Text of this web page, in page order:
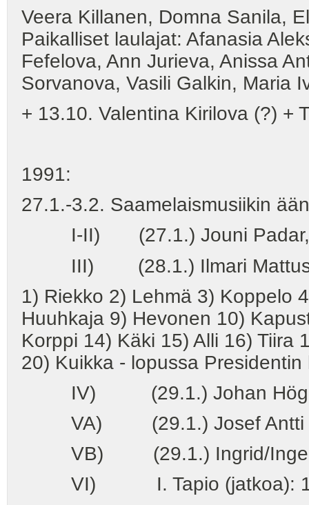
Veera Killanen, Domna Sanila,
Paikalliset laulajat: Afanasia
Fefelova, Ann Jurieva, Anissa
Sorvanova, Vasili Galkin, Maria
+ 13.10. Valentina Kirilova (?) +
1991:
27.1.-3.2. Saamelaismusiikin
I-II) (27.1.) Jouni Padar,
III) (28.1.) Ilmari Mattus,
1) Riekko 2) Lehmä 3) Koppelo
Huuhkaja 9) Hevonen 10)
Korppi 14) Käki 15) Alli 16) Tiira
20) Kuikka - lopussa Presidentin
IV) (29.1.) Johan
VA) (29.1.) Josef Antti
VB) (29.1.) Ingrid/Inger
VI) I. Tapio (jatkoa): 10